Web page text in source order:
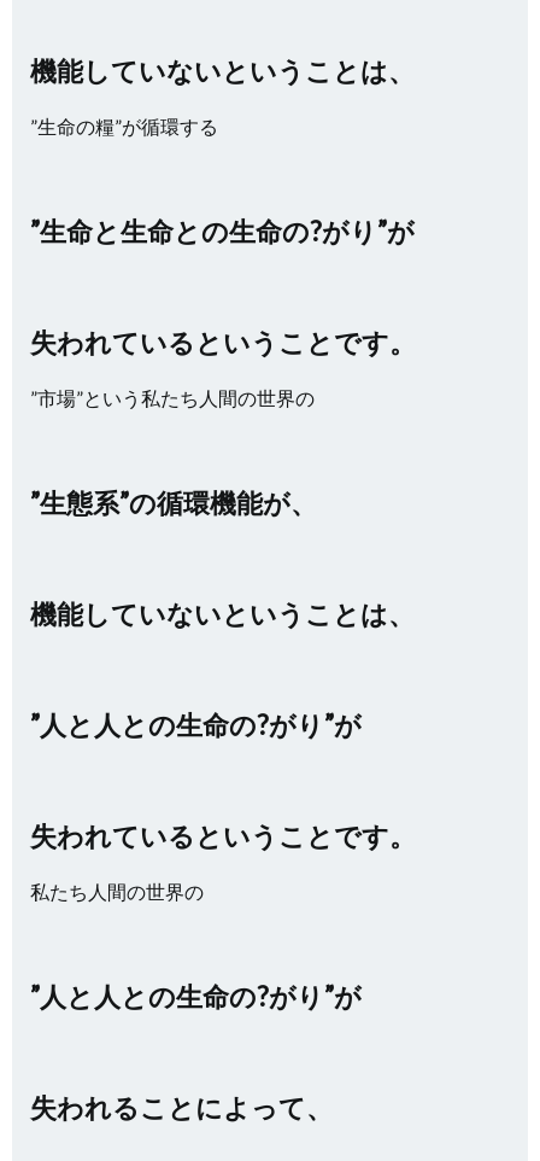
機能していないということは、
”生命の糧”が循環する
”生命と生命との生命の?がり”が
失われているということです。
”市場”という私たち人間の世界の
”生態系”の循環機能が、
機能していないということは、
”人と人との生命の?がり”が
失われているということです。
私たち人間の世界の
”人と人との生命の?がり”が
失われることによって、